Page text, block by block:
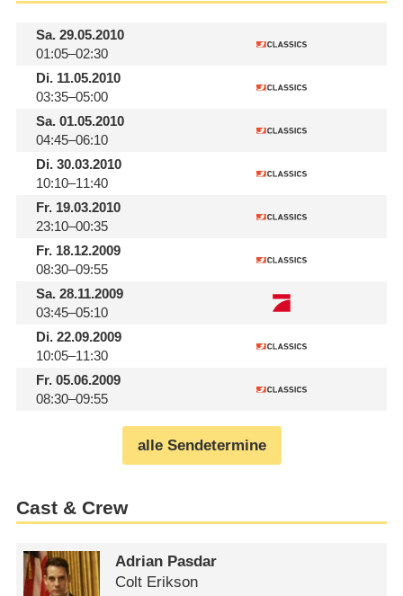
Sa.29.05.2010
01:05–02:30
Di.11.05.2010
03:35–05:00
Sa.01.05.2010
04:45–06:10
Di.30.03.2010
10:10–11:40
Fr.19.03.2010
23:10–00:35
Fr.18.12.2009
08:30–09:55
Sa.28.11.2009
03:45–05:10
Di.22.09.2009
10:05–11:30
Fr.05.06.2009
08:30–09:55
alle Sendetermine
Cast & Crew
Adrian Pasdar
Colt Erikson